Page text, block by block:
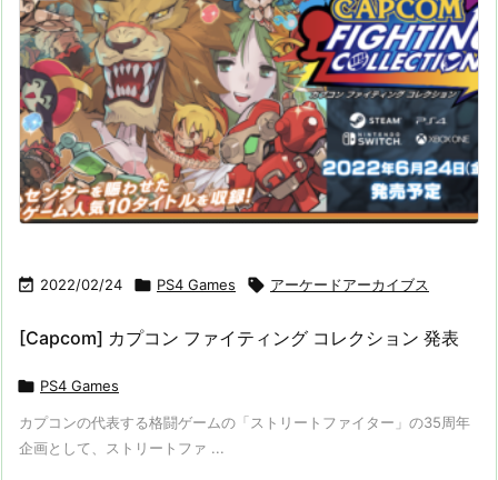
 2022/02/24  PS4 Games  アーケードアーカイブス
[Capcom] カプコン ファイティング コレクション 発表
 PS4 Games
カプコンの代表する格闘ゲームの「ストリートファイター」の35周年
企画として、ストリートファ ...